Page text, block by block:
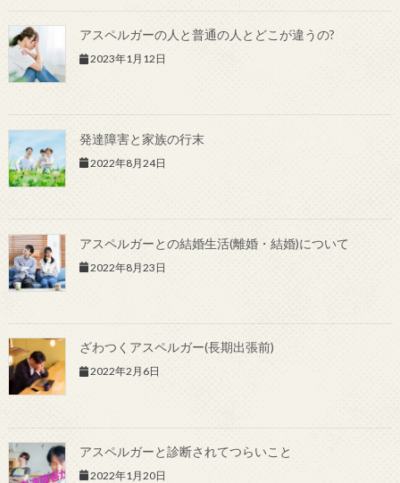
アスペルガーの人と普通の人とどこが違うの?
2023年1月12日
発達障害と家族の行末
2022年8月24日
アスペルガーとの結婚生活(離婚・結婚)について
2022年8月23日
ざわつくアスペルガー(長期出張前)
2022年2月6日
アスペルガーと診断されてつらいこと
2022年1月20日